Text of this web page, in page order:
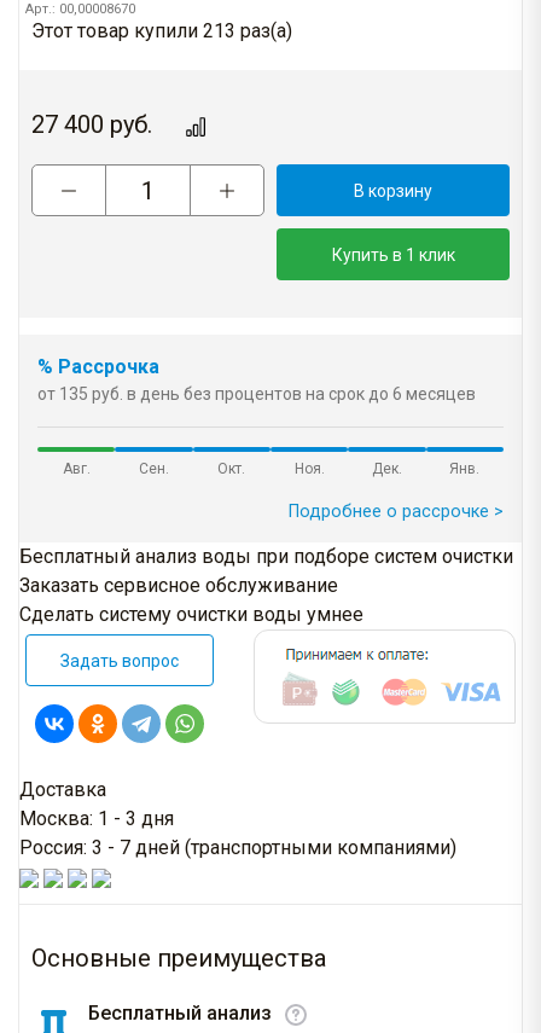
Арт.: 00,00008670
Этот товар купили 213 раз(a)
27 400 руб.
В корзину
Купить в 1 клик
% Рассрочка
от 135 руб. в день без процентов на срок до 6 месяцев
Авг. Сен. Окт. Ноя. Дек. Янв.
Подробнее о рассрочке >
Бесплатный анализ воды при подборе систем очистки
Заказать сервисное обслуживание
Сделать систему очистки воды умнее
Задать вопрос
Доставка
Москва: 1 - 3 дня
Россия: 3 - 7 дней (транспортными компаниями)
Основные преимущества
Бесплатный анализ